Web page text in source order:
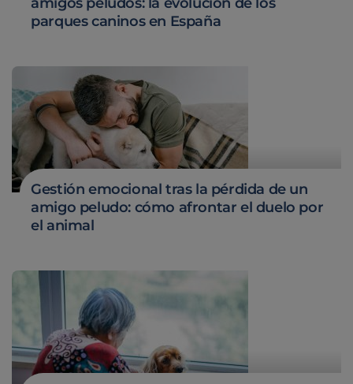
parques caninos en España
Gestión emocional tras la pérdida de un
amigo peludo: cómo afrontar el duelo por
el animal